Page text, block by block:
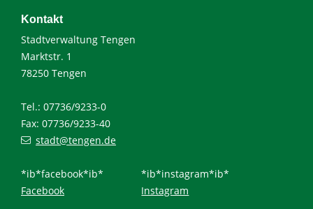
Kontakt
Stadtverwaltung Tengen
Marktstr. 1
78250 Tengen
Tel.: 07736/9233-0
Fax: 07736/9233-40
stadt@tengen.de
*ib*facebook*ib*
Facebook
*ib*instagram*ib*
Instagram